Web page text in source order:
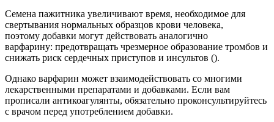
Семена пажитника увеличивают время, необходимое для
свертывания нормальных образцов крови человека,
поэтому добавки могут действовать аналогично
варфарину: предотвращать чрезмерное образование тромбов и
снижать риск сердечных приступов и инсультов ().
Однако варфарин может взаимодействовать со многими
лекарственными препаратами и добавками. Если вам
прописали антикоагулянты, обязательно проконсультируйтесь
с врачом перед употреблением добавки.